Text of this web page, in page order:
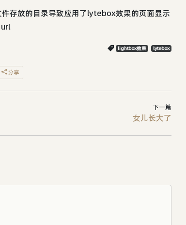
存放的目录导致应用了lytebox效果的页面显示
lightbox效果 lytebox
分享
下一篇
女儿长大了